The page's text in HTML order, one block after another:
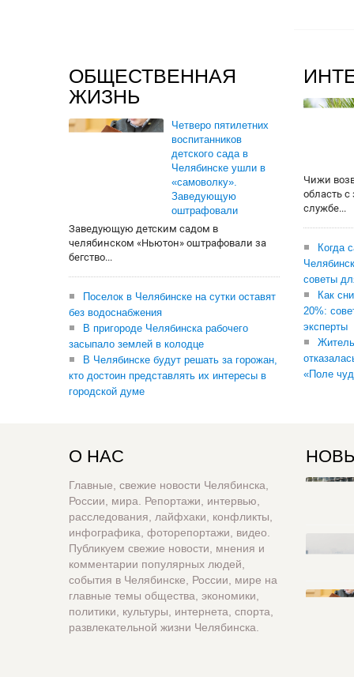
ОБЩЕСТВЕННАЯ
ЖИЗНЬ
Четверо пятилетних
воспитанников
детского сада в
Челябинске ушли в
«самоволку».
Заведующую
оштрафовали
Заведующую детским садом в
челябинском «Ньютон» оштрафовали за
бегство...
Поселок в Челябинске на сутки оставят
без водоснабжения
В пригороде Челябинска рабочего
засыпало землей в колодце
В Челябинске будут решать за горожан,
кто достоин представлять их интересы в
городской думе
Чижи
область
службе...
Когда
советы
Как
20%:
эксперты
«Поле
О НАС
Главные, свежие новости Челябинска,
России, мира. Репортажи, интервью,
расследования, лайфхаки, конфликты,
инфографика, фоторепортажи, видео.
Публикуем свежие новости, мнения и
комментарии популярных людей,
события в Челябинске, России, мире на
главные темы общества, экономики,
политики, культуры, интернета, спорта,
развлекательной жизни Челябинска.